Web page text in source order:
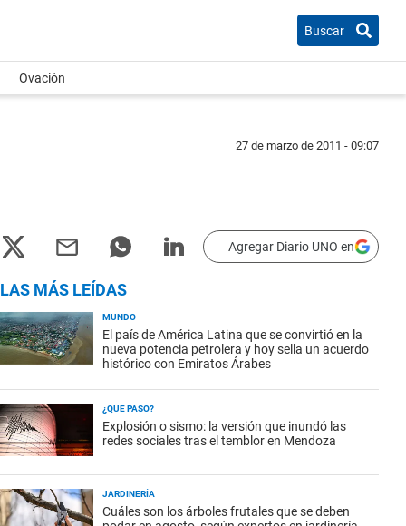
Buscar
Ovación
27 de marzo de 2011 - 09:07
Agregar Diario UNO en
LAS MÁS LEÍDAS
MUNDO
El país de América Latina que se convirtió en la
nueva potencia petrolera y hoy sella un acuerdo
histórico con Emiratos Árabes
¿QUÉ PASÓ?
Explosión o sismo: la versión que inundó las
redes sociales tras el temblor en Mendoza
JARDINERÍA
Cuáles son los árboles frutales que se deben